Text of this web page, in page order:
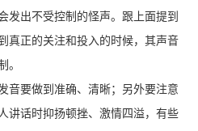
发出不受控制的怪声。跟上面提到
真正的关注和投入的时候，其声音
。
音要做到准确、清晰；另外要注意
讲话时抑扬顿挫、激情四溢，有些